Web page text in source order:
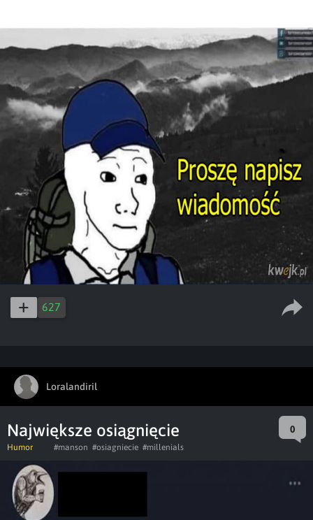
627
Loralandiril
Największe osiągnięcie 0
Humor #manson #osiagniecie #millenials